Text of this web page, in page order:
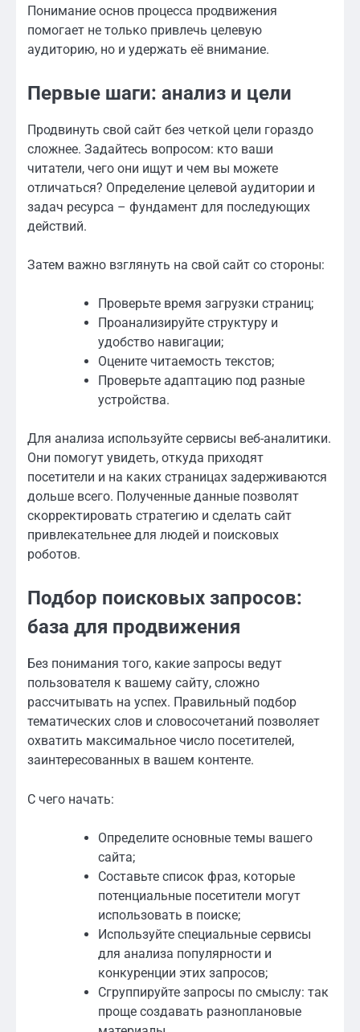
Понимание основ процесса продвижения
помогает не только привлечь целевую
аудиторию, но и удержать её внимание.
Первые шаги: анализ и цели
Продвинуть свой сайт без четкой цели гораздо
сложнее. Задайтесь вопросом: кто ваши
читатели, чего они ищут и чем вы можете
отличаться? Определение целевой аудитории и
задач ресурса – фундамент для последующих
действий.
Затем важно взглянуть на свой сайт со стороны:
Проверьте время загрузки страниц;
Проанализируйте структуру и
удобство навигации;
Оцените читаемость текстов;
Проверьте адаптацию под разные
устройства.
Для анализа используйте сервисы веб-аналитики.
Они помогут увидеть, откуда приходят
посетители и на каких страницах задерживаются
дольше всего. Полученные данные позволят
скорректировать стратегию и сделать сайт
привлекательнее для людей и поисковых
роботов.
Подбор поисковых запросов:
база для продвижения
Без понимания того, какие запросы ведут
пользователя к вашему сайту, сложно
рассчитывать на успех. Правильный подбор
тематических слов и словосочетаний позволяет
охватить максимальное число посетителей,
заинтересованных в вашем контенте.
С чего начать:
Определите основные темы вашего
сайта;
Составьте список фраз, которые
потенциальные посетители могут
использовать в поиске;
Используйте специальные сервисы
для анализа популярности и
конкуренции этих запросов;
Сгруппируйте запросы по смыслу: так
проще создавать разноплановые